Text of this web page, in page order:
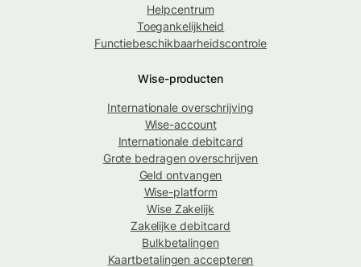
Helpcentrum
Toegankelijkheid
Functiebeschikbaarheidscontrole
Wise-producten
Internationale overschrijving
Wise-account
Internationale debitcard
Grote bedragen overschrijven
Geld ontvangen
Wise-platform
Wise Zakelijk
Zakelijke debitcard
Bulkbetalingen
Kaartbetalingen accepteren